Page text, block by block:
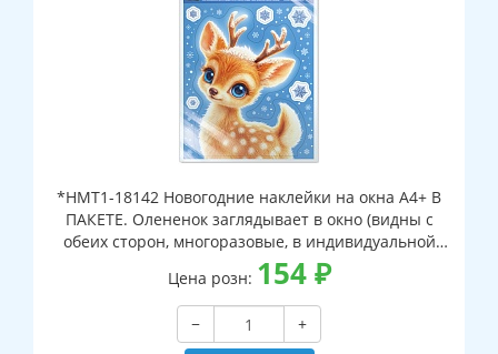
*НМТ1-18142 Новогодние наклейки на окна А4+ В
ПАКЕТЕ. Олененок заглядывает в окно (видны с
обеих сторон, многоразовые, в индивидуальной
упаковке, с европодвесом и клеевым клапаном)
Цена розн: 154₽
−
+